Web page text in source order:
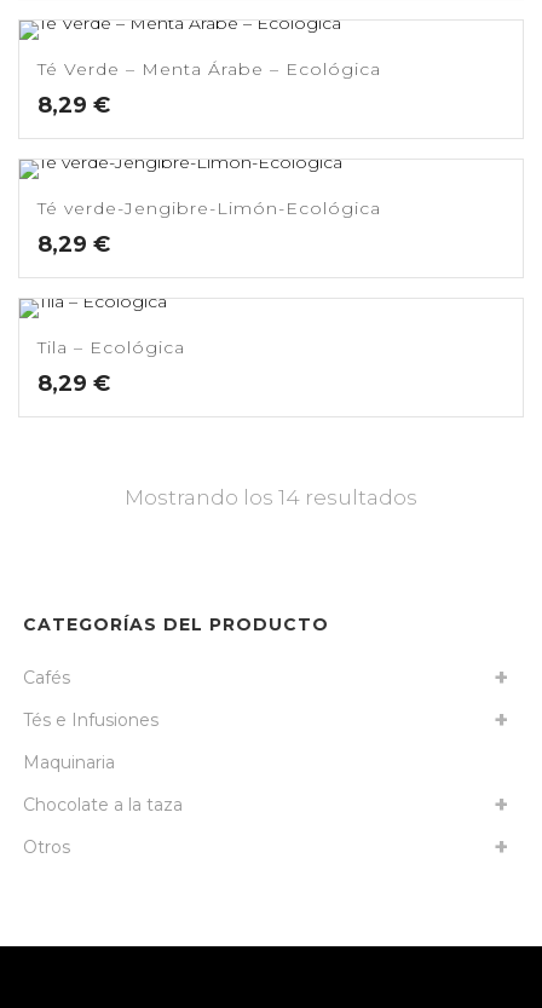
Té Verde – Menta Árabe – Ecológica
8,29 €
Té verde-Jengibre-Limón-Ecológica
8,29 €
Tila – Ecológica
8,29 €
Mostrando los 14 resultados
CATEGORÍAS DEL PRODUCTO
Cafés
Tés e Infusiones
Maquinaria
Chocolate a la taza
Otros